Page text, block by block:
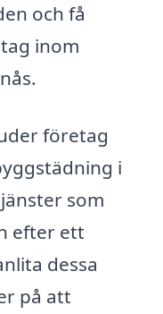
och få
inom
företag
i
som
efter ett
dessa
på att